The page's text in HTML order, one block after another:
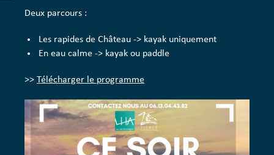
Deux parcours :
Les rapides de Château -> kayak uniquement
En eau calme -> kayak ou paddle
>> Télécharger le programme